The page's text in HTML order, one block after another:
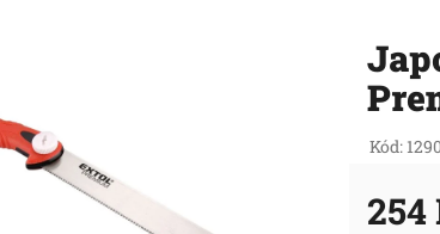
Kód:
254